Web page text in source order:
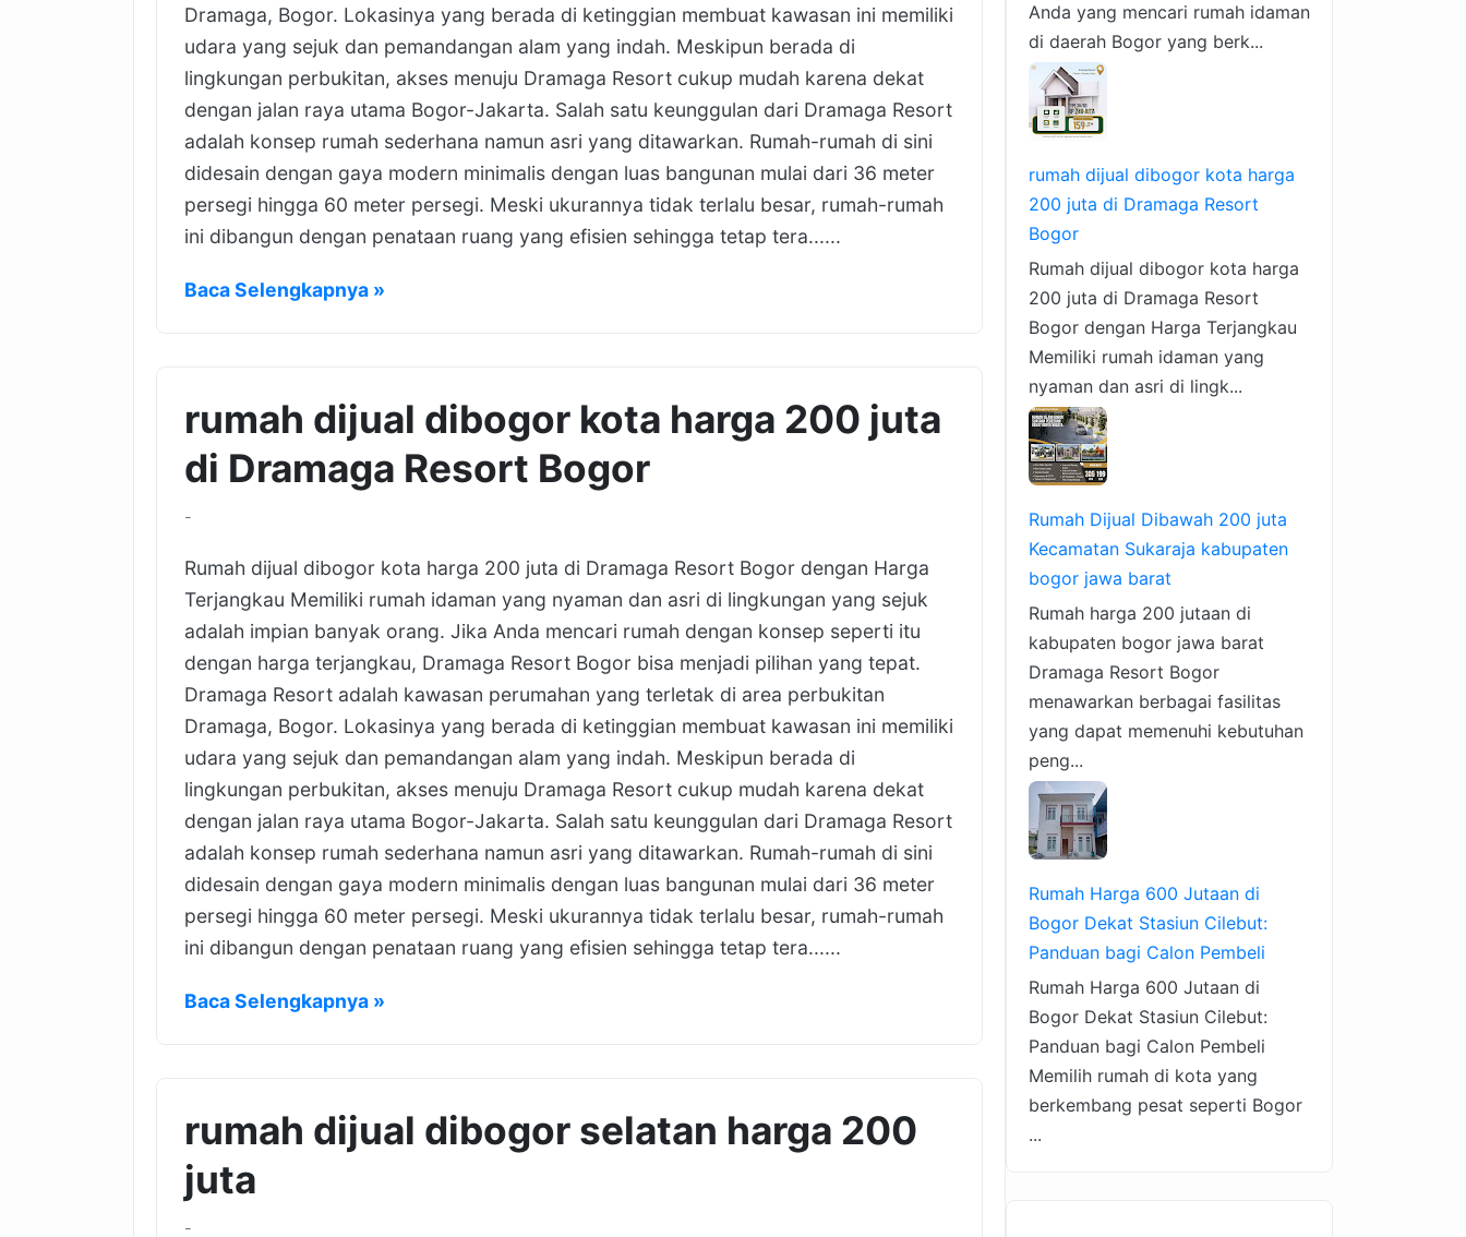
Dramaga, Bogor. Lokasinya yang berada di ketinggian membuat kawasan ini memiliki
udara yang sejuk dan pemandangan alam yang indah. Meskipun berada di
lingkungan perbukitan, akses menuju Dramaga Resort cukup mudah karena dekat
dengan jalan raya utama Bogor-Jakarta. Salah satu keunggulan dari Dramaga Resort
adalah konsep rumah sederhana namun asri yang ditawarkan. Rumah-rumah di sini
didesain dengan gaya modern minimalis dengan luas bangunan mulai dari 36 meter
persegi hingga 60 meter persegi. Meski ukurannya tidak terlalu besar, rumah-rumah
ini dibangun dengan penataan ruang yang efisien sehingga tetap tera......
Baca Selengkapnya »
rumah dijual dibogor kota harga 200 juta
di Dramaga Resort Bogor
-
Rumah dijual dibogor kota harga 200 juta di Dramaga Resort Bogor dengan Harga
Terjangkau Memiliki rumah idaman yang nyaman dan asri di lingkungan yang sejuk
adalah impian banyak orang. Jika Anda mencari rumah dengan konsep seperti itu
dengan harga terjangkau, Dramaga Resort Bogor bisa menjadi pilihan yang tepat.
Dramaga Resort adalah kawasan perumahan yang terletak di area perbukitan
Dramaga, Bogor. Lokasinya yang berada di ketinggian membuat kawasan ini memiliki
udara yang sejuk dan pemandangan alam yang indah. Meskipun berada di
lingkungan perbukitan, akses menuju Dramaga Resort cukup mudah karena dekat
dengan jalan raya utama Bogor-Jakarta. Salah satu keunggulan dari Dramaga Resort
adalah konsep rumah sederhana namun asri yang ditawarkan. Rumah-rumah di sini
didesain dengan gaya modern minimalis dengan luas bangunan mulai dari 36 meter
persegi hingga 60 meter persegi. Meski ukurannya tidak terlalu besar, rumah-rumah
ini dibangun dengan penataan ruang yang efisien sehingga tetap tera......
Baca Selengkapnya »
rumah dijual dibogor selatan harga 200
juta
-
Anda yang mencari rumah idaman
di daerah Bogor yang berk...
rumah dijual dibogor kota harga
200 juta di Dramaga Resort
Bogor
Rumah dijual dibogor kota harga
200 juta di Dramaga Resort
Bogor dengan Harga Terjangkau
Memiliki rumah idaman yang
nyaman dan asri di lingk...
Rumah Dijual Dibawah 200 juta
Kecamatan Sukaraja kabupaten
bogor jawa barat
Rumah harga 200 jutaan di
kabupaten bogor jawa barat
Dramaga Resort Bogor
menawarkan berbagai fasilitas
yang dapat memenuhi kebutuhan
peng...
Rumah Harga 600 Jutaan di
Bogor Dekat Stasiun Cilebut:
Panduan bagi Calon Pembeli
Rumah Harga 600 Jutaan di
Bogor Dekat Stasiun Cilebut:
Panduan bagi Calon Pembeli
Memilih rumah di kota yang
berkembang pesat seperti Bogor
...